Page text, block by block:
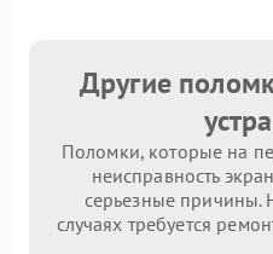
Другие
Поломки, которые на
неисправность
серьезные
случаях требуется